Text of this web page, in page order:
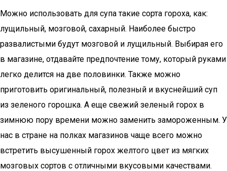
Можно использовать для супа такие сорта гороха, как:
лущильный, мозговой, сахарный. Наиболее быстро
развалистыми будут мозговой и лущильный. Выбирая его
в магазине, отдавайте предпочтение тому, который руками
легко делится на две половинки. Также можно
приготовить оригинальный, полезный и вкуснейший суп
из зеленого горошка. А еще свежий зеленый горох в
зимнюю пору времени можно заменить замороженным. У
нас в стране на полках магазинов чаще всего можно
встретить высушенный горох желтого цвет из мягких
мозговых сортов с отличными вкусовыми качествами.